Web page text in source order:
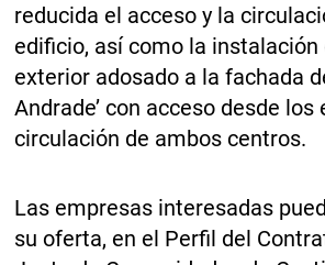
reducida el acceso y la
edificio, así como la instalación
exterior adosado a la fachada
Andrade’ con acceso desde los
circulación de ambos centros.
Las empresas interesadas
su oferta, en el Perfil del